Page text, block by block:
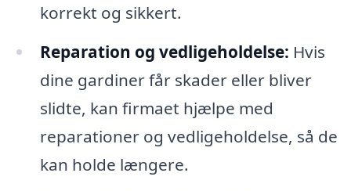
korrekt og sikkert.
Reparation og vedligeholdelse: Hvis
dine gardiner får skader eller bliver
slidte, kan firmaet hjælpe med
reparationer og vedligeholdelse, så de
kan holde længere.